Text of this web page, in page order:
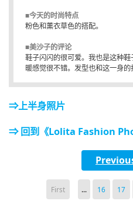
■今天的时尚特点
粉色和薰衣草色的搭配。
■美沙子的评论
鞋子闪闪的很可爱。我也是这种
暖感觉很不错。发型也和这一身的
⇒上半身照片
⇒ 回到《Lolita Fashion
First ... 16 17